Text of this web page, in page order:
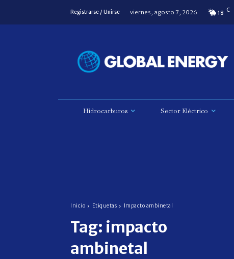
Registrarse / Unirse viernes, agosto 7, 2026 18 C
Hidrocarburos Sector Eléctrico
Inicio Etiquetas Impacto ambinetal
Tag: impacto
ambinetal